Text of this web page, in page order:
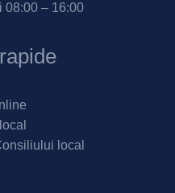
08:00 – 16:00
local